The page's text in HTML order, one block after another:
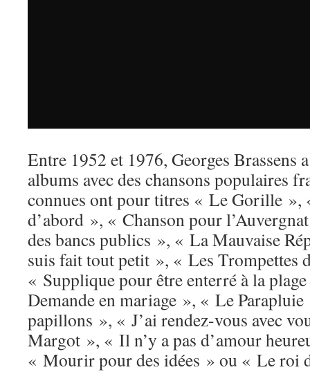
Entre 1952 et 1976, Georges Brassens
albums avec des chansons populaires
connues ont pour titres « Le Gorille »,
d’abord », « Chanson pour
des bancs publics », « La Mauvaise
suis fait tout petit », « Les Trompettes
« Supplique pour être enterré à la
Demande en mariage », « Le
papillons », « J’ai rendez-vous avec
Margot », « Il n’y a pas d’amour
« Mourir pour des idées » ou « Le roi